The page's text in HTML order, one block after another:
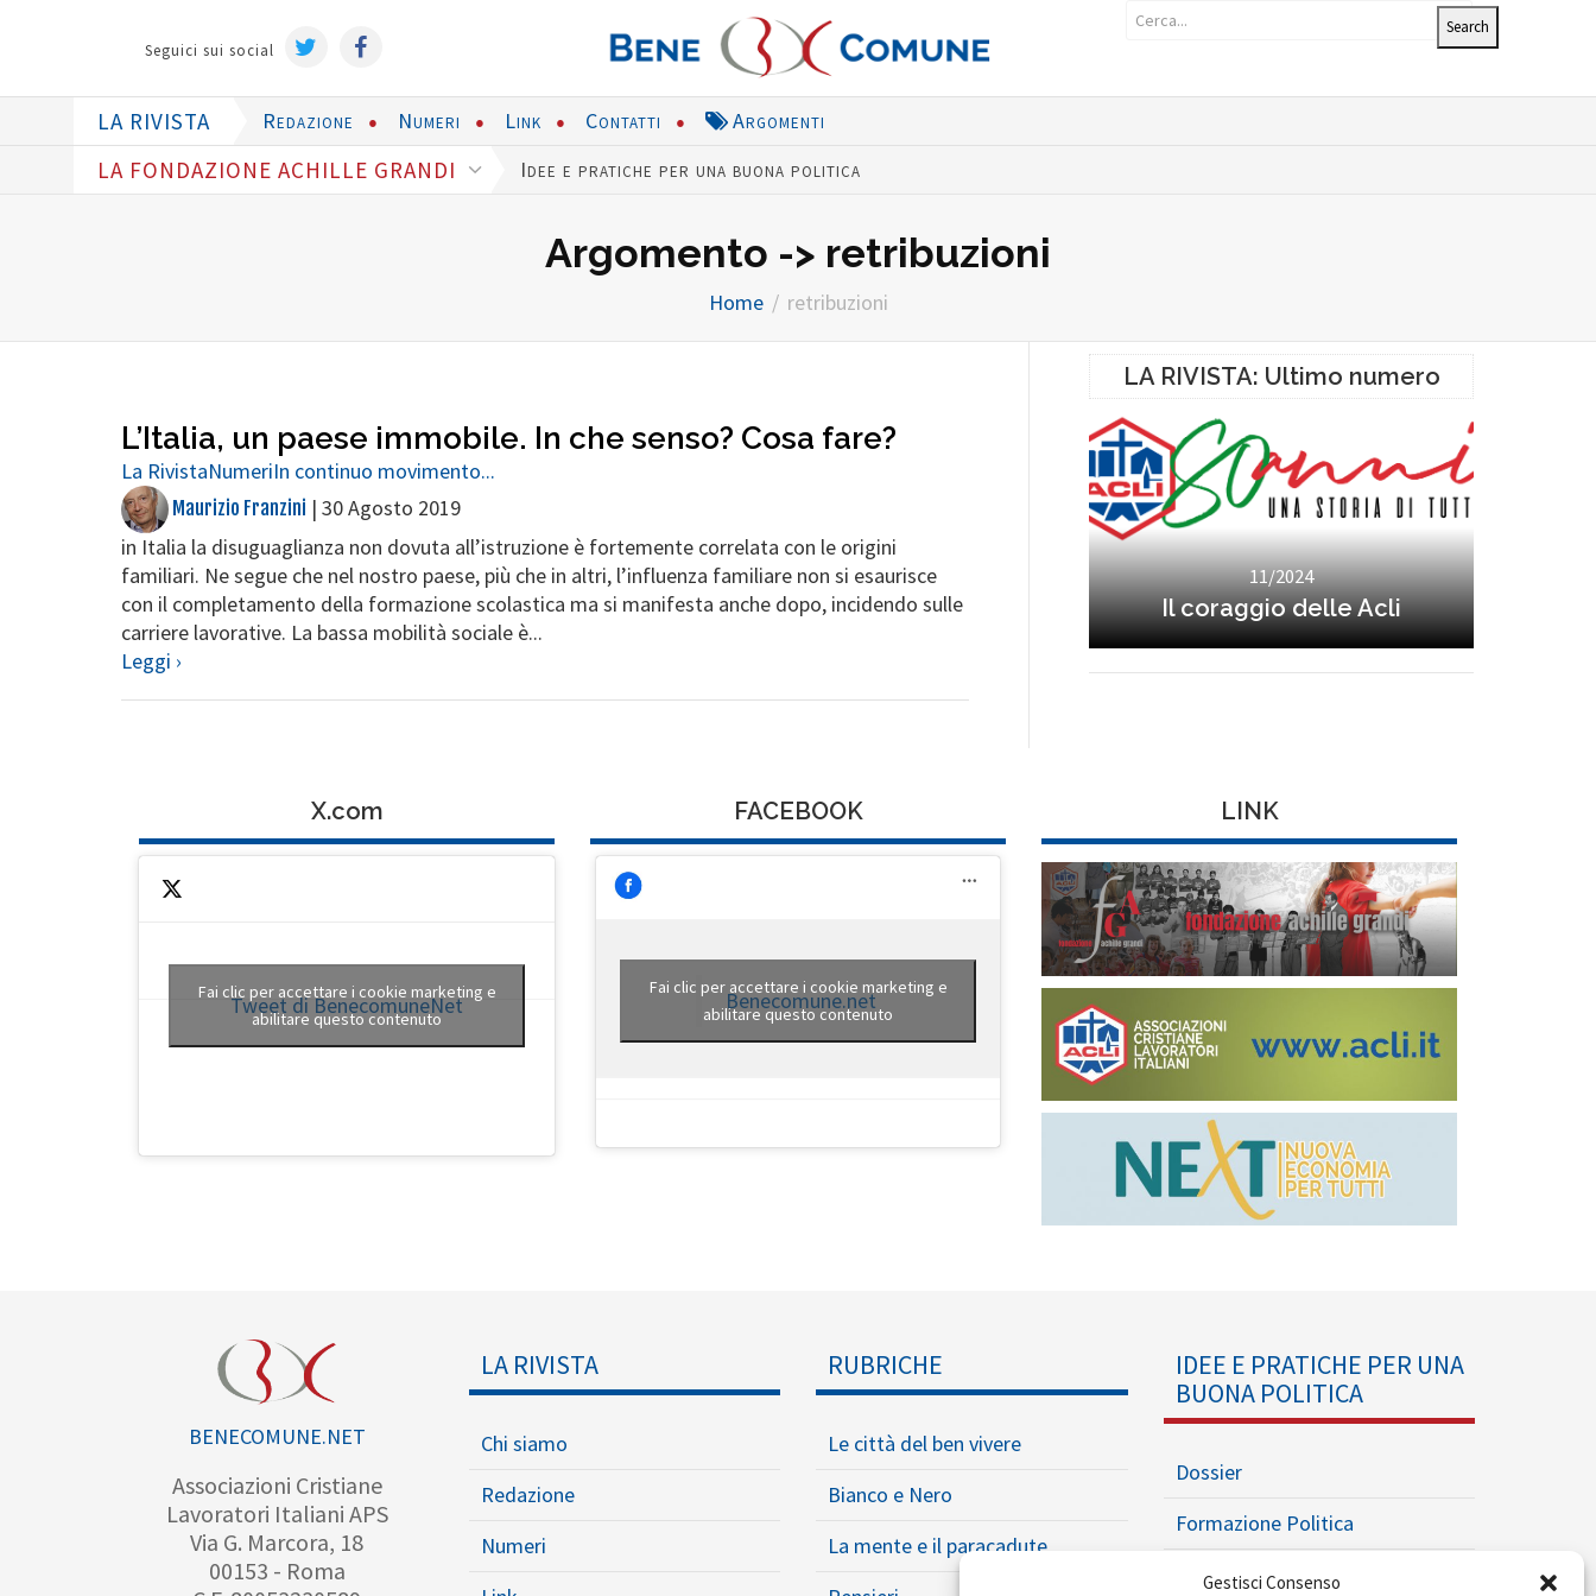
Gestisci Consenso
Seguici sui social
LA RIVISTA Redazione Numeri Link Contatti Argomenti
LA FONDAZIONE ACHILLE GRANDI Idee e pratiche per una buona politica
Argomento -> retribuzioni
Home retribuzioni
L’Italia, un paese immobile. In che senso? Cosa fare?
La RivistaNumeriIn continuo movimento...
Maurizio Franzini | 30 Agosto 2019
in Italia la disuguaglianza non dovuta all’istruzione è fortemente correlata con le origini
familiari. Ne segue che nel nostro paese, più che in altri, l’influenza familiare non si esaurisce
con il completamento della formazione scolastica ma si manifesta anche dopo, incidendo sulle
carriere lavorative. La bassa mobilità sociale è...
Leggi ›
LA RIVISTA: Ultimo numero
11/2024
Il coraggio delle Acli
X.com
Tweet di BenecomuneNet
Fai clic per accettare i cookie marketing e
abilitare questo contenuto
FACEBOOK
Benecomune.net
Fai clic per accettare i cookie marketing e
abilitare questo contenuto
LINK
BENECOMUNE.NET
Associazioni Cristiane
Lavoratori Italiani APS
Via G. Marcora, 18
00153 - Roma
LA RIVISTA
Chi siamo
Redazione
Numeri
RUBRICHE
Le città del ben vivere
Bianco e Nero
La mente e il paracadute
IDEE E PRATICHE PER UNA
BUONA POLITICA
Dossier
Formazione Politica
Eventi